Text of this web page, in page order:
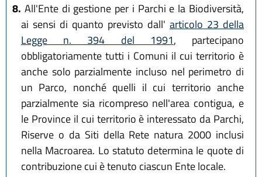
8. All'Ente di gestione per i Parchi e la Biodiversità,
ai sensi di quanto previsto dall' articolo 23 della
Legge n. 394 del 1991, partecipano
obbligatoriamente tutti i Comuni il cui territorio è
anche solo parzialmente incluso nel perimetro di
un Parco, nonché quelli il cui territorio anche
parzialmente sia ricompreso nell'area contigua, e
le Province il cui territorio è interessato da Parchi,
Riserve o da Siti della Rete natura 2000 inclusi
nella Macroarea. Lo statuto determina le quote di
contribuzione cui è tenuto ciascun Ente locale.